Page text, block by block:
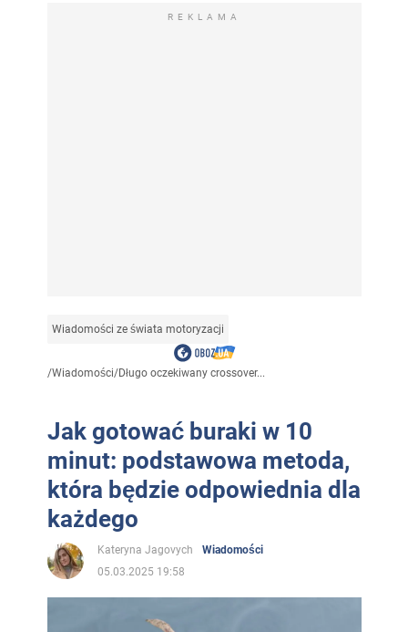
REKLAMA
Wiadomości ze świata motoryzacji
/Wiadomości/Długo oczekiwany crossover...
Jak gotować buraki w 10
minut: podstawowa metoda,
która będzie odpowiednia dla
każdego
Kateryna Jagovych
Wiadomości
05.03.2025 19:58